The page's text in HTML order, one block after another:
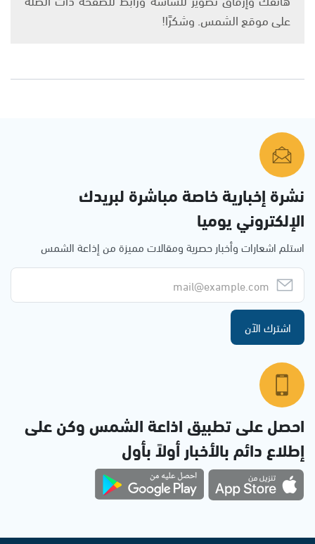
على موقع الشمس. وشكرًا!
نشرة إخبارية خاصة مباشرة لبريدك
الإلكتروني يوميا
استلم اشعارات وأخبار حصرية ومقالات مميزة من إذاعة الشمس
اشترك الآن
احصل على تطبيق اذاعة الشمس وكن على
إطلاع دائم بالأخبار أولاً بأول